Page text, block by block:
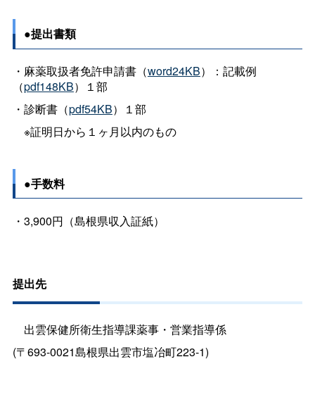
●提出書類
・麻薬取扱者免許申請書（word24KB）：記載例
（pdf148KB）１部
・診断書（pdf54KB）１部
※証明日から１ヶ月以内のもの
●手数料
・3,900円（島根県収入証紙）
提出先
出雲保健所衛生指導課薬事・営業指導係
(〒693-0021島根県出雲市塩冶町223-1)